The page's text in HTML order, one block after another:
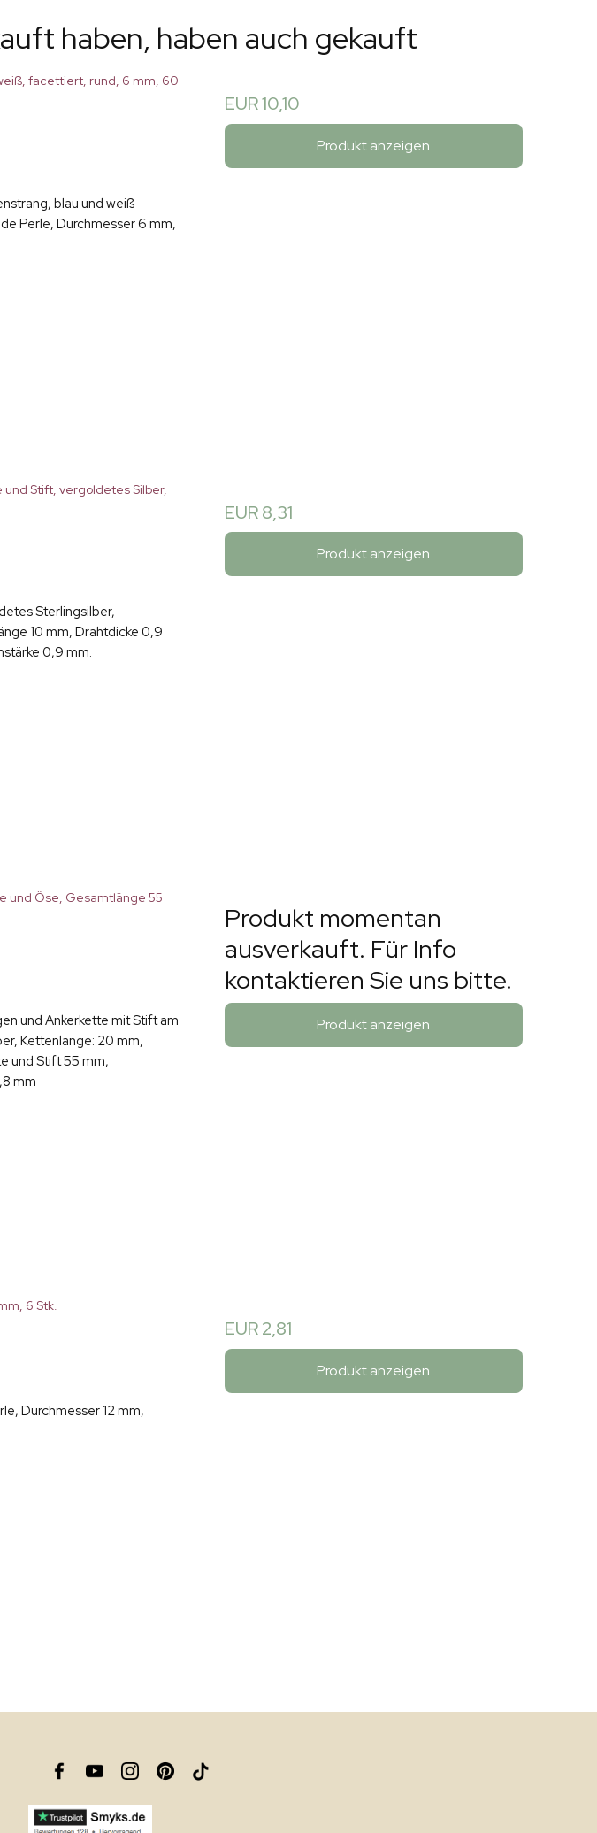
haben, haben auch gekauft
facettiert, rund, 6 mm, 60
blau und weiß
Perle, Durchmesser 6 mm,
EUR 10,10
Produkt anzeigen
Stift, vergoldetes Silber,
Sterlingsilber,
10 mm, Drahtdicke 0,9
0,9 mm.
EUR 8,31
Produkt anzeigen
und Öse, Gesamtlänge 55
und Ankerkette mit Stift am
Kettenlänge: 20 mm,
und Stift 55 mm,
mm
Produkt momentan
ausverkauft. Für Info
kontaktieren Sie uns bitte.
Produkt anzeigen
6 Stk.
Durchmesser 12 mm,
EUR 2,81
Produkt anzeigen